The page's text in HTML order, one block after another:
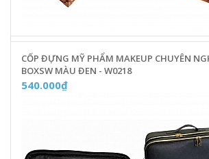
CỐP ĐỰNG MỸ PHẨM MAKEUP CHUYÊN
BOXSW MÀU ĐEN - W0218
540.000₫